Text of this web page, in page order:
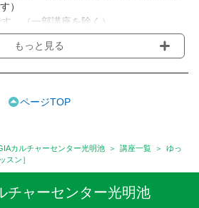
）
。（一部講座を除く）
１講座につき月額770円(税込)が含まれ
座では別途傷害保険料も含まれており
い場合、体験や講座開講を中止または延
いては、ご入会時にご説明をさせていた
もっと見る
ページTOP
カルチャーセンター光明池 講座一覧
ゆっ
スン］
チャーセンター光明池